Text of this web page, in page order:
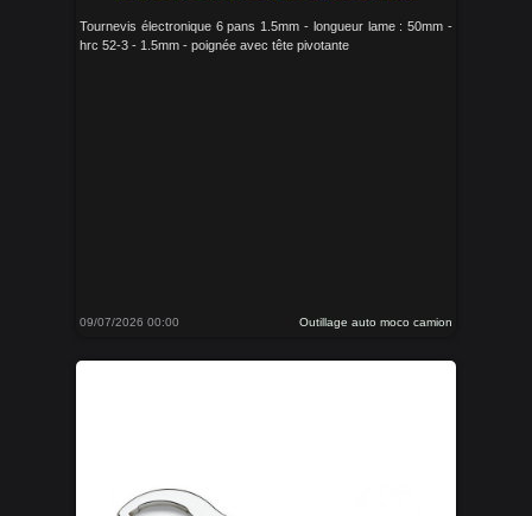
Tournevis électronique 6 pans 1.5mm - longueur lame : 50mm -
hrc 52-3 - 1.5mm - poignée avec tête pivotante
09/07/2026 00:00 Outillage auto moco camion